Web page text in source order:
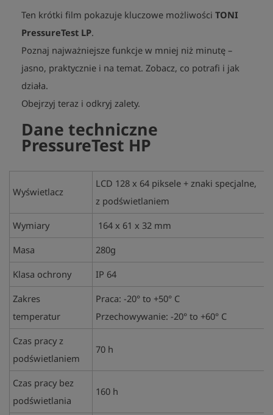
Ten krótki film pokazuje kluczowe możliwości TONI
PressureTest LP.
Poznaj najważniejsze funkcje w mniej niż minutę –
jasno, praktycznie i na temat. Zobacz, co potrafi i jak
działa.
Obejrzyj teraz i odkryj zalety.
play_arrow
Dane techniczne
PressureTest HP
Wyświetlacz
LCD 128 x 64 piksele + znaki specjalne,
z podświetlaniem
Wymiary
164 x 61 x 32 mm
Masa
280g
Klasa ochrony
IP 64
Zakres
temperatur
Praca: -20° to +50° C
Przechowywanie: -20° to +60° C
Czas pracy z
podświetlaniem
70 h
Czas pracy bez
podświetlania
160 h